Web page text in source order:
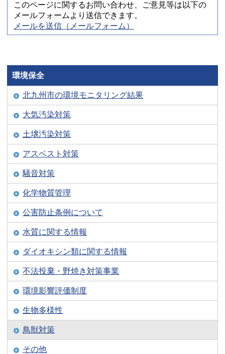
このページに関するお問い合わせ、ご意見等は以下の
メールフォームより送信できます。
メールを送信（メールフォーム）
環境保全
北九州市の環境モニタリング結果
大気汚染対策
土壌汚染対策
アスベスト対策
騒音対策
化学物質管理
公害防止条例について
水質に関する情報
ダイオキシン類に関する情報
不法投棄・野焼き対策事業
環境影響評価制度
生物多様性
鳥獣対策
その他